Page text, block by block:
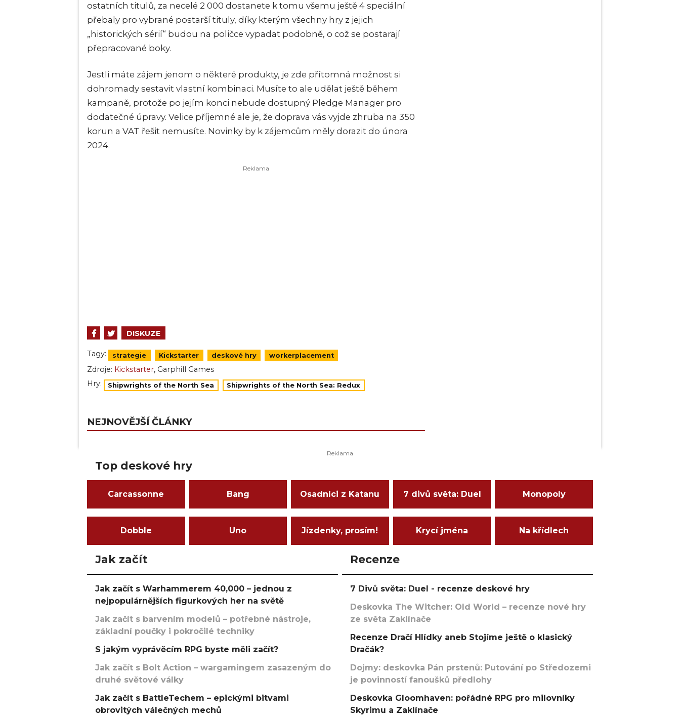
ostatních titulů, za necelé 2 000 dostanete k tomu všemu ještě 4 speciální
přebaly pro vybrané postarší tituly, díky kterým všechny hry z jejich
„historických sérií“ budou na poličce vypadat podobně, o což se postarají
přepracované boky.
Jestli máte zájem jenom o některé produkty, je zde přítomná možnost si
dohromady sestavit vlastní kombinaci. Musíte to ale udělat ještě během
kampaně, protože po jejím konci nebude dostupný Pledge Manager pro
dodatečné úpravy. Velice příjemné ale je, že doprava vás vyjde zhruba na 350
korun a VAT řešit nemusíte. Novinky by k zájemcům měly dorazit do února
2024.
DISKUZE
Tagy: strategie Kickstarter deskové hry workerplacement
Zdroje: Kickstarter, Garphill Games
Hry:
Shipwrights of the North Sea Shipwrights of the North Sea: Redux
NEJNOVĚJŠÍ ČLÁNKY
Top deskové hry
Carcassonne Bang Osadníci z Katanu 7 divů světa: Duel Monopoly
Dobble Uno Jízdenky, prosím! Krycí jména Na křídlech
Jak začít
Jak začít s Warhammerem 40,000 – jednou z
nejpopulárnějších figurkových her na světě
Jak začít s barvením modelů – potřebné nástroje,
základní poučky i pokročilé techniky
S jakým vyprávěcím RPG byste měli začít?
Jak začít s Bolt Action – wargamingem zasazeným do
druhé světové války
Jak začít s BattleTechem – epickými bitvami
obrovitých válečných mechů
Recenze
7 Divů světa: Duel - recenze deskové hry
Deskovka The Witcher: Old World – recenze nové hry
ze světa Zaklínače
Recenze Dračí Hlídky aneb Stojíme ještě o klasický
Dračák?
Dojmy: deskovka Pán prstenů: Putování po Středozemi
je povinností fanoušků předlohy
Deskovka Gloomhaven: pořádné RPG pro milovníky
Skyrimu a Zaklínače